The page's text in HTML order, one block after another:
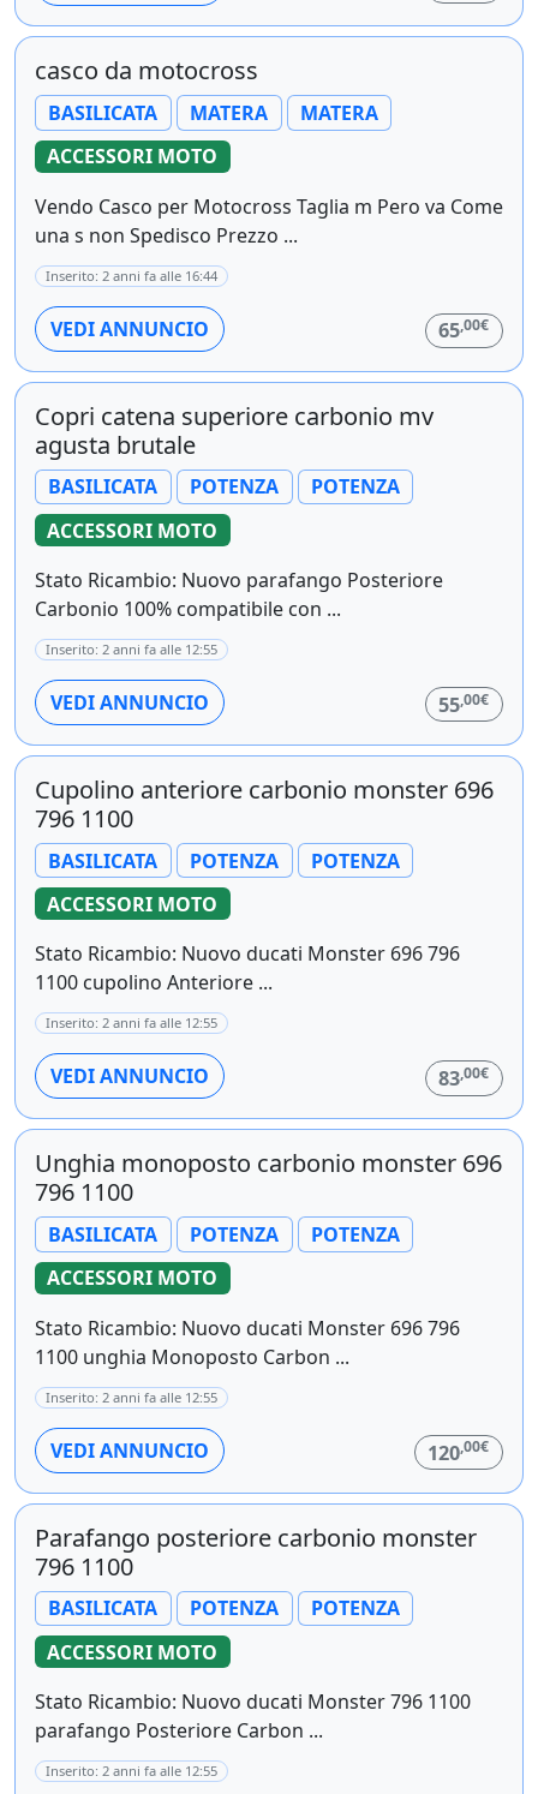
casco da motocross
BASILICATA MATERA
MATERA
ACCESSORI MOTO
Vendo Casco per Motocross Taglia m Pero va Come
una s non Spedisco Prezzo ...
Inserito: 2 anni fa alle 16:44
VEDI ANNUNCIO 65,00€
Copri catena superiore carbonio mv
agusta brutale
BASILICATA POTENZA
POTENZA
ACCESSORI MOTO
Stato Ricambio: Nuovo parafango Posteriore
Carbonio 100% compatibile con ...
Inserito: 2 anni fa alle 12:55
VEDI ANNUNCIO 55,00€
Cupolino anteriore carbonio monster 696
796 1100
BASILICATA POTENZA
POTENZA
ACCESSORI MOTO
Stato Ricambio: Nuovo ducati Monster 696 796
1100 cupolino Anteriore ...
Inserito: 2 anni fa alle 12:55
VEDI ANNUNCIO 83,00€
Unghia monoposto carbonio monster 696
796 1100
BASILICATA POTENZA
POTENZA
ACCESSORI MOTO
Stato Ricambio: Nuovo ducati Monster 696 796
1100 unghia Monoposto Carbon ...
Inserito: 2 anni fa alle 12:55
VEDI ANNUNCIO 120,00€
Parafango posteriore carbonio monster
796 1100
BASILICATA POTENZA
POTENZA
ACCESSORI MOTO
Stato Ricambio: Nuovo ducati Monster 796 1100
parafango Posteriore Carbon ...
Inserito: 2 anni fa alle 12:55